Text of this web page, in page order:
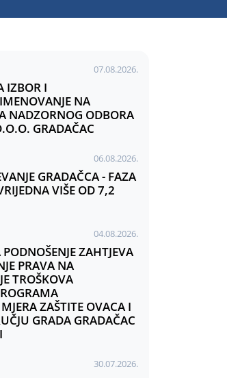
07.08.2026.
IZBOR I
NA
NADZORNOG ODBORA
GRADAČAC
06.08.2026.
GRADAČCA - FAZA
VIŠE OD 7,2
04.08.2026.
ZAHTJEVA
PRAVA NA
TROŠKOVA
ZAŠTITE OVACA I
GRADA GRADAČAC
30.07.2026.